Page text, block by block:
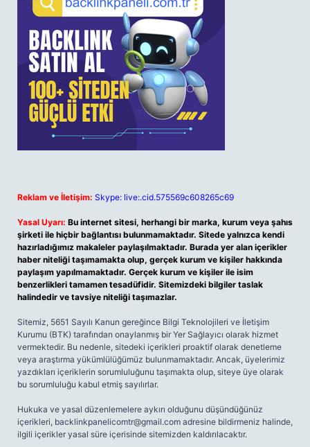
Reklam ve İletişim: Skype: live:.cid.575569c608265c69
Yasal Uyarı: Bu internet sitesi, herhangi bir marka, kurum veya şahıs
şirketi ile hiçbir bağlantısı bulunmamaktadır. Sitede yalnızca kendi
hazırladığımız makaleler paylaşılmaktadır. Burada yer alan içerikler
haber niteliği taşımamakta olup, gerçek kurum ve kişiler hakkında
paylaşım yapılmamaktadır. Gerçek kurum ve kişiler ile isim
benzerlikleri tamamen tesadüfidir. Sitemizdeki bilgiler taslak
halindedir ve tavsiye niteliği taşımazlar.
Sitemiz, 5651 Sayılı Kanun gereğince Bilgi Teknolojileri ve İletişim
Kurumu (BTK) tarafından onaylanmış bir Yer Sağlayıcı olarak hizmet
vermektedir. Bu nedenle, sitedeki içerikleri proaktif olarak denetleme
veya araştırma yükümlülüğümüz bulunmamaktadır. Ancak, üyelerimiz
yazdıkları içeriklerin sorumluluğunu taşımakta olup, siteye üye olarak
bu sorumluluğu kabul etmiş sayılırlar.
Hukuka ve yasal düzenlemelere aykırı olduğunu düşündüğünüz
içerikleri, backlinkpanelicomtr@gmail.com adresine bildirmeniz halinde,
ilgili içerikler yasal süre içerisinde sitemizden kaldırılacaktır.